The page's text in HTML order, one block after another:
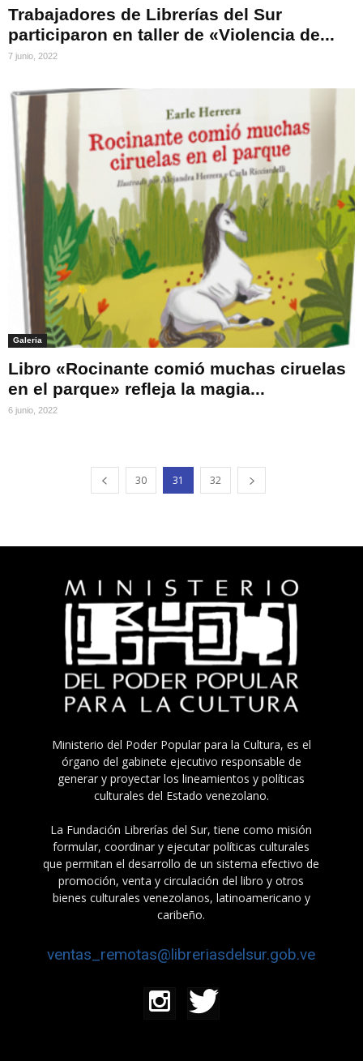
Trabajadores de Librerías del Sur
participaron en taller de «Violencia de...
7 junio, 2022
Galeria
Libro «Rocinante comió muchas ciruelas
en el parque» refleja la magia...
6 junio, 2022
30 31 32
Ministerio del Poder Popular para la Cultura, es el
órgano del gabinete ejecutivo responsable de
generar y proyectar los lineamientos y políticas
culturales del Estado venezolano.
La Fundación Librerías del Sur, tiene como misión
formular, coordinar y ejecutar políticas culturales
que permitan el desarrollo de un sistema efectivo de
promoción, venta y circulación del libro y otros
bienes culturales venezolanos, latinoamericano y
caribeño.
ventas_remotas@libreriasdelsur.gob.ve